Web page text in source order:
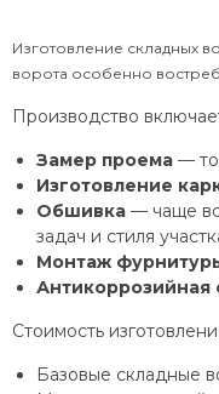
Изготовление складных
ворота особенно
Производство
Замер проема —
Изготовление
Обшивка — чаще
задач и стиля
Монтаж
Антикоррозийная
Стоимость
Базовые складные